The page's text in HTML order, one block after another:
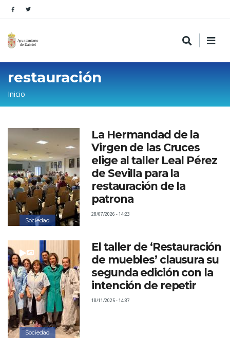
restauración
Sobrescribir
enlaces
de
ayuda
a
la
navegación
Inicio
Sociedad
La Hermandad de la
Virgen de las Cruces
elige al taller Leal Pérez
de Sevilla para la
restauración de la
patrona
28/07/2026 - 14:23
Sociedad
El taller de ‘Restauración
de muebles’ clausura su
segunda edición con la
intención de repetir
18/11/2025 - 14:37